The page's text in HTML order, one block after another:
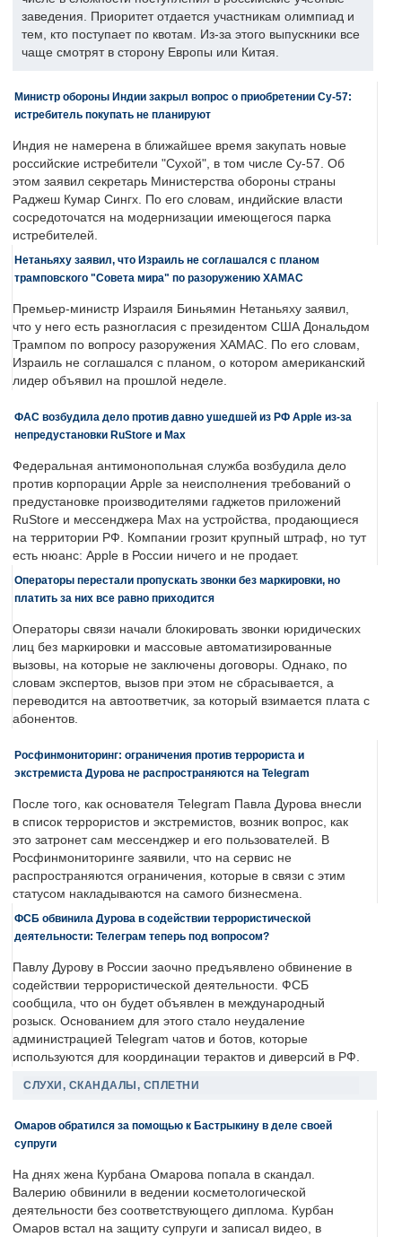
заведения. Приоритет отдается участникам олимпиад и
тем, кто поступает по квотам. Из-за этого выпускники все
чаще смотрят в сторону Европы или Китая.
Министр обороны Индии закрыл вопрос о приобретении Су-57:
истребитель покупать не планируют
Индия не намерена в ближайшее время закупать новые
российские истребители "Сухой", в том числе Су-57. Об
этом заявил секретарь Министерства обороны страны
Раджеш Кумар Сингх. По его словам, индийские власти
сосредоточатся на модернизации имеющегося парка
истребителей.
Нетаньяху заявил, что Израиль не соглашался с планом
трамповского "Совета мира" по разоружению ХАМАС
Премьер-министр Израиля Биньямин Нетаньяху заявил,
что у него есть разногласия с президентом США Дональдом
Трампом по вопросу разоружения ХАМАС. По его словам,
Израиль не соглашался с планом, о котором американский
лидер объявил на прошлой неделе.
ФАС возбудила дело против давно ушедшей из РФ Apple из-за
непредустановки RuStore и Max
Федеральная антимонопольная служба возбудила дело
против корпорации Apple за неисполнения требований о
предустановке производителями гаджетов приложений
RuStore и мессенджера Max на устройства, продающиеся
на территории РФ. Компании грозит крупный штраф, но тут
есть нюанс: Apple в России ничего и не продает.
Операторы перестали пропускать звонки без маркировки, но
платить за них все равно приходится
Операторы связи начали блокировать звонки юридических
лиц без маркировки и массовые автоматизированные
вызовы, на которые не заключены договоры. Однако, по
словам экспертов, вызов при этом не сбрасывается, а
переводится на автоответчик, за который взимается плата с
абонентов.
Росфинмониторинг: ограничения против террориста и
экстремиста Дурова не распространяются на Telegram
После того, как основателя Telegram Павла Дурова внесли
в список террористов и экстремистов, возник вопрос, как
это затронет сам мессенджер и его пользователей. В
Росфинмониторинге заявили, что на сервис не
распространяются ограничения, которые в связи с этим
статусом накладываются на самого бизнесмена.
ФСБ обвинила Дурова в содействии террористической
деятельности: Телеграм теперь под вопросом?
Павлу Дурову в России заочно предъявлено обвинение в
содействии террористической деятельности. ФСБ
сообщила, что он будет объявлен в международный
розыск. Основанием для этого стало неудаление
администрацией Telegram чатов и ботов, которые
используются для координации терактов и диверсий в РФ.
СЛУХИ, СКАНДАЛЫ, СПЛЕТНИ
Омаров обратился за помощью к Бастрыкину в деле своей
супруги
На днях жена Курбана Омарова попала в скандал.
Валерию обвинили в ведении косметологической
деятельности без соответствующего диплома. Курбан
Омаров встал на защиту супруги и записал видео, в